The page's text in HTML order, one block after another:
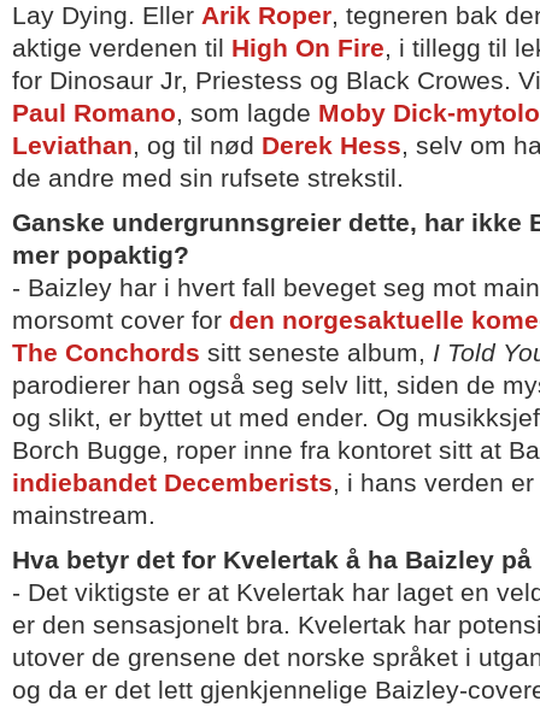
Lay Dying. Eller Arik Roper, tegneren bak
aktige verdenen til High On Fire, i tillegg til
for Dinosaur Jr, Priestess og Black Crowes.
Paul Romano, som lagde Moby Dick-
Leviathan, og til nød Derek Hess, selv om
de andre med sin rufsete strekstil.
Ganske undergrunnsgreier dette, har ikke
mer popaktig?
- Baizley har i hvert fall beveget seg mot
morsomt cover for den norgesaktuelle
The Conchords sitt seneste album, I Told
parodierer han også seg selv litt, siden de
og slikt, er byttet ut med ender. Og
Borch Bugge, roper inne fra kontoret sitt at
indiebandet Decemberists, i hans verden
mainstream.
Hva betyr det for Kvelertak å ha Baizley på
- Det viktigste er at Kvelertak har laget en
er den sensasjonelt bra. Kvelertak har
utover de grensene det norske språket i
og da er det lett gjenkjennelige Baizley-